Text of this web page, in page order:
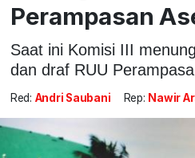
Perampasan
Saat ini Komisi III
dan draf RUU
Red: Andri Saubani Rep: Nawir